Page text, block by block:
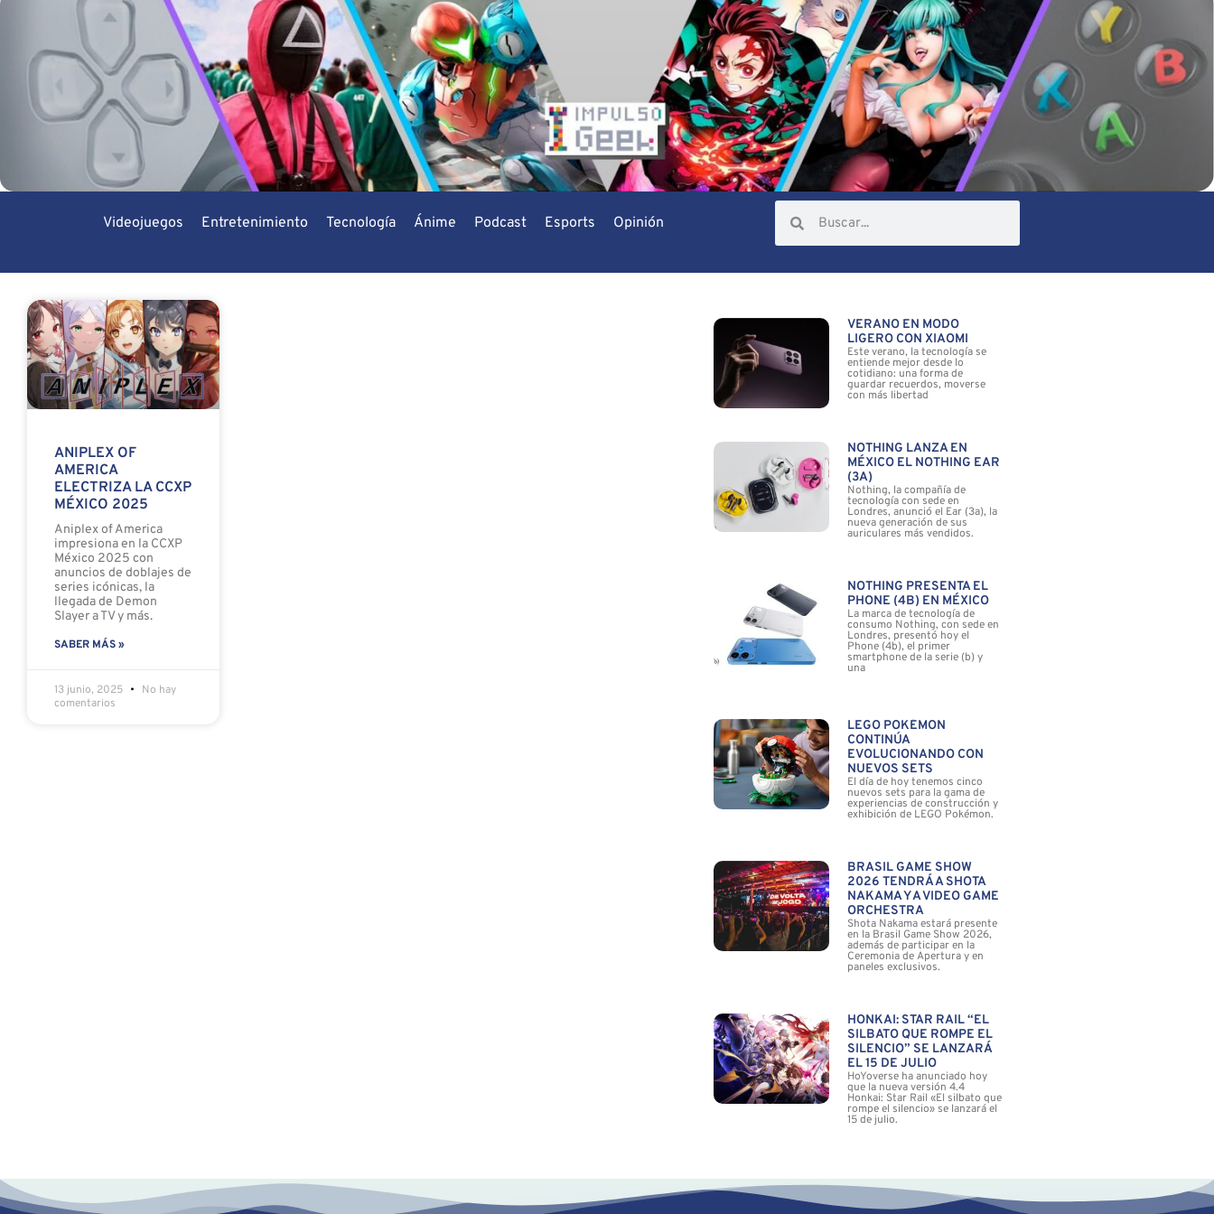
Videojuegos Entretenimiento Tecnología Ánime Podcast Esports Opinión
ANIPLEX OF
AMERICA
ELECTRIZA LA CCXP
MÉXICO 2025
Aniplex of America
impresiona en la CCXP
México 2025 con
anuncios de doblajes de
series icónicas, la
llegada de Demon
Slayer a TV y más.
SABER MÁS »
13 junio, 2025
No hay
comentarios
VERANO EN MODO
LIGERO CON XIAOMI
Este verano, la tecnología se
entiende mejor desde lo
cotidiano: una forma de
guardar recuerdos, moverse
con más libertad
NOTHING LANZA EN
MÉXICO EL NOTHING EAR
(3A)
Nothing, la compañía de
tecnología con sede en
Londres, anunció el Ear (3a), la
nueva generación de sus
auriculares más vendidos.
NOTHING PRESENTA EL
PHONE (4B) EN MÉXICO
La marca de tecnología de
consumo Nothing, con sede en
Londres, presentó hoy el
Phone (4b), el primer
smartphone de la serie (b) y
una
LEGO POKÉMON
CONTINÚA
EVOLUCIONANDO CON
NUEVOS SETS
El día de hoy tenemos cinco
nuevos sets para la gama de
experiencias de construcción y
exhibición de LEGO Pokémon.
BRASIL GAME SHOW
2026 TENDRÁ A SHOTA
NAKAMA Y A VIDEO GAME
ORCHESTRA
Shota Nakama estará presente
en la Brasil Game Show 2026,
además de participar en la
Ceremonia de Apertura y en
paneles exclusivos.
HONKAI: STAR RAIL “EL
SILBATO QUE ROMPE EL
SILENCIO” SE LANZARÁ
EL 15 DE JULIO
HoYoverse ha anunciado hoy
que la nueva versión 4.4
Honkai: Star Rail «El silbato que
rompe el silencio» se lanzará el
15 de julio.